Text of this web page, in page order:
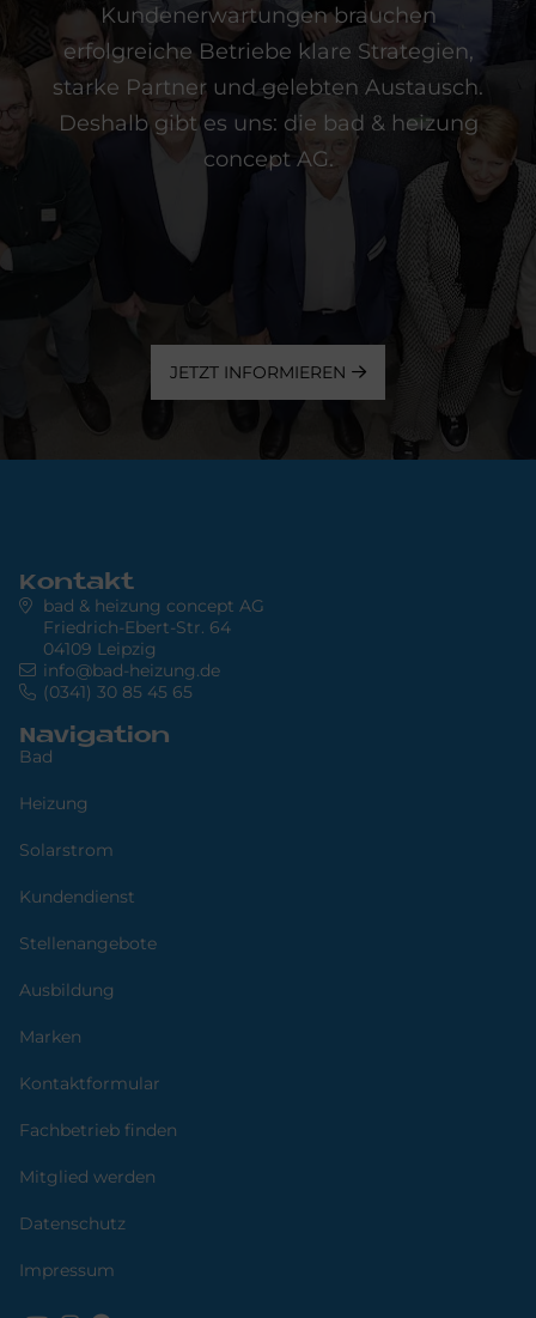
Kundenerwartungen brauchen
erfolgreiche Betriebe klare Strategien,
starke Partner und gelebten Austausch.
Deshalb gibt es uns: die bad & heizung
concept AG.
JETZT INFORMIEREN
Kontakt
bad & heizung concept AG
Friedrich-Ebert-Str. 64
04109 Leipzig
info@bad-heizung.de
(0341) 30 85 45 65
Navigation
Bad
Heizung
Solarstrom
Kundendienst
Stellenangebote
Ausbildung
Marken
Kontaktformular
Fachbetrieb finden
Mitglied werden
Datenschutz
Impressum